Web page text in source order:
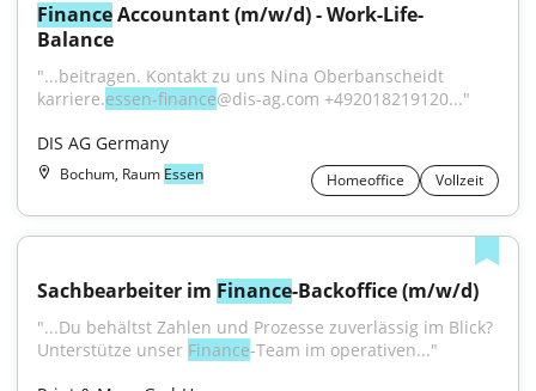
Finance Accountant (m/w/d) - Work-Life-
Balance
"...beitragen. Kontakt zu uns Nina Oberbanscheidt
karriere.essen-finance@dis-ag.com +492018219120..."
DIS AG Germany
Bochum, Raum Essen Homeoffice Vollzeit
Sachbearbeiter im Finance-Backoffice (m/w/d)
"...Du behältst Zahlen und Prozesse zuverlässig im Blick?
Unterstütze unser Finance-Team im operativen..."